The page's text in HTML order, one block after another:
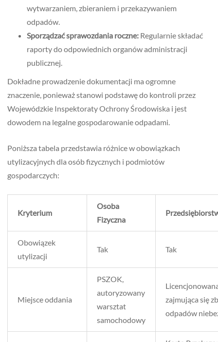
wytwarzaniem, zbieraniem i przekazywaniem
odpadów.
Sporządzać sprawozdania roczne: Regularnie składać
raporty do odpowiednich organów administracji
publicznej.
Dokładne prowadzenie dokumentacji ma ogromne
znaczenie, ponieważ stanowi podstawę do kontroli przez
Wojewódzkie Inspektoraty Ochrony Środowiska i jest
dowodem na legalne gospodarowanie odpadami.
Poniższa tabela przedstawia różnice w obowiązkach
utylizacyjnych dla osób fizycznych i podmiotów
gospodarczych:
Kryterium
Osoba
Fizyczna
Obowiązek
utylizacji
Tak Tak
Miejsce oddania
PSZOK,
autoryzowany
warsztat
samochodowy
zajmująca się
odpadów